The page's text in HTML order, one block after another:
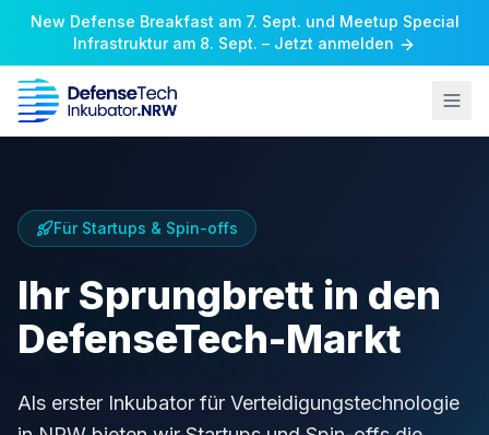
New Defense Breakfast am 7. Sept. und Meetup Special
Infrastruktur am 8. Sept. – Jetzt anmelden
Für Startups & Spin-offs
Ihr Sprungbrett in den
DefenseTech-Markt
Als erster Inkubator für Verteidigungstechnologie